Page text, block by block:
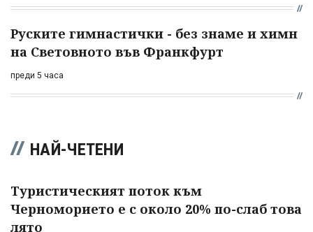
Руските гимнастички - без знаме и химн
на Световното във Франкфурт
преди 5 часа
НАЙ-ЧЕТЕНИ
Туристическият поток към
Черноморието е с около 20% по-слаб това
лято